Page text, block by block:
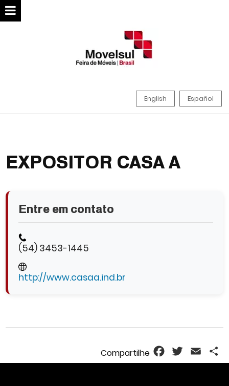
English Español
EXPOSITOR CASA A
Entre em contato
(54) 3453-1445
http://www.casaa.ind.br
FacebookTwitterEmail